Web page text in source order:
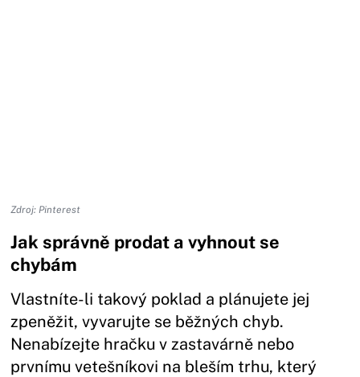
Zdroj: Pinterest
Jak správně prodat a vyhnout se
chybám
Vlastníte-li takový poklad a plánujete jej
zpeněžit, vyvarujte se běžných chyb.
Nenabízejte hračku v zastavárně nebo
prvnímu vetešníkovi na bleším trhu, který